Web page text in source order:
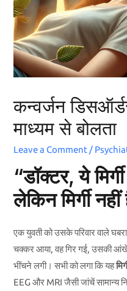
कन्वर्जन
माध्यम से बोलता
Leave a Comment /
“डॉक्टर, ये
लेकिन मिर्गी
एक युवती को उसके परिवार वाले
चक्कर आया, वह गिर गई, उसकी
भींचने लगी। सभी को लगा कि यह
EEG और MRI जैसी जांचें सामान्य